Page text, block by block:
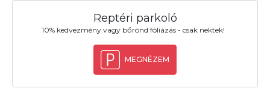
Reptéri parkoló
10% kedvezmény vagy bőrönd fóliázás - csak nektek!
MEGNÉZEM